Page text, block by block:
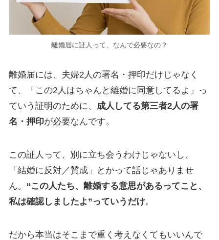
離婚届に証人って、なんで必要なの？
離婚届には、夫婦2人の署名・押印だけじゃなく
て、「この2人はちゃんと離婚に同意してるよ」っ
ていう証明のために、 成人してる第三者2人の署
名・押印が必要なんです。
この証人って、別に立ち会うわけじゃないし、
「結婚に反対／賛成」とかって話じゃありませ
ん。 “この人たち、離婚する意思があるってこと、
私は確認しましたよ”っていうだけ。
だから本当はそこまで重く考えなくてもいいんで